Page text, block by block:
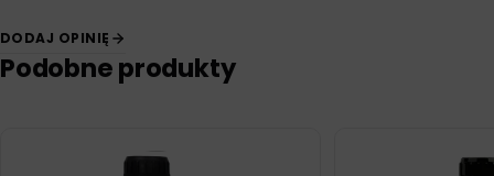
DODAJ OPINIĘ
Podobne produkty